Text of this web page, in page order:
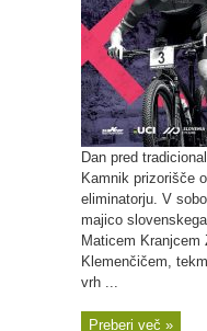
Dan pred
Kamnik prizorišče
eliminatorju. V
majico
Maticem Kranjcem
Klemenčičem,
vrh ...
Preberi več »